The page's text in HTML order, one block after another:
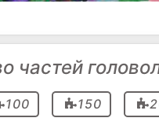
частей
100 150